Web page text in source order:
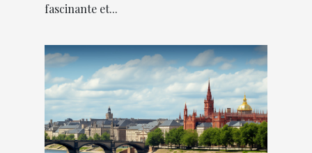
fascinante et...